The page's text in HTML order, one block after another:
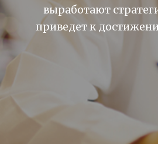
выработают
приведет к